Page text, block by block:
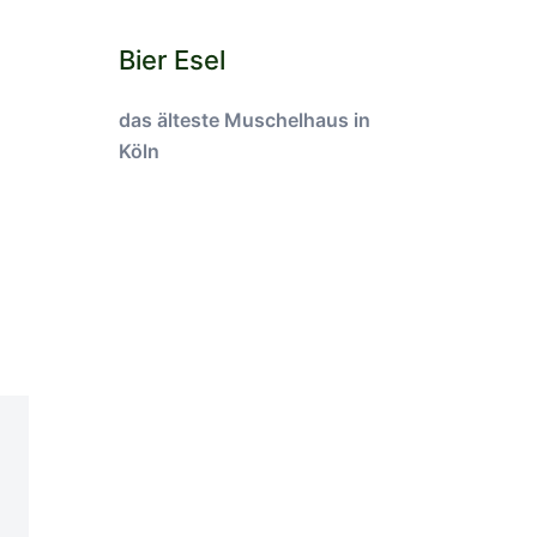
Bier Esel
das älteste Muschelhaus in
Köln